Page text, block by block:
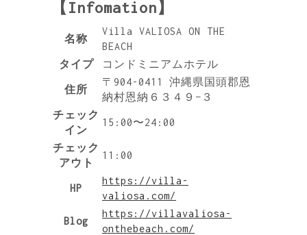
【Infomation】
名称
Villa VALIOSA ON THE
BEACH
タイプ
コンドミニアムホテル
住所
〒904-0411 沖縄県国頭郡恩
納村恩納６３４９−３
チェック
イン
15:00〜24:00
チェック
アウト
11:00
HP
https://villa-
valiosa.com/
Blog
https://villavaliosa-
onthebeach.com/